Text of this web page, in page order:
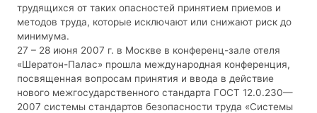
трудящихся от таких опасностей принятием приемов и
методов труда, которые исключают или снижают риск до
минимума.
27 – 28 июня 2007 г. в Москве в конференц-зале отеля
«Шератон-Палас» прошла международная конференция,
посвященная вопросам принятия и ввода в действие
нового межгосударственного стандарта ГОСТ 12.0.230—
2007 системы стандартов безопасности труда «Системы